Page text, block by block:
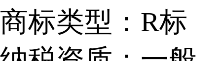
商标类型： R标